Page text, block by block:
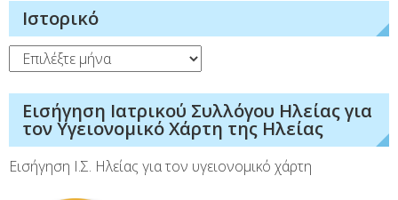
Ιστορικό
Ιστορικό
Εισήγηση Ιατρικού Συλλόγου Ηλείας για
τον Υγειονομικό Χάρτη της Ηλείας
Εισήγηση Ι.Σ. Ηλείας για τον υγειονομικό χάρτη